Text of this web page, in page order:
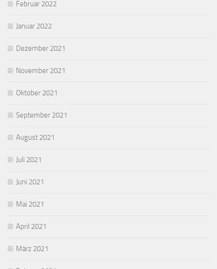
Februar 2022
Januar 2022
Dezember 2021
November 2021
Oktober 2021
September 2021
August 2021
Juli 2021
Juni 2021
Mai 2021
April 2021
März 2021